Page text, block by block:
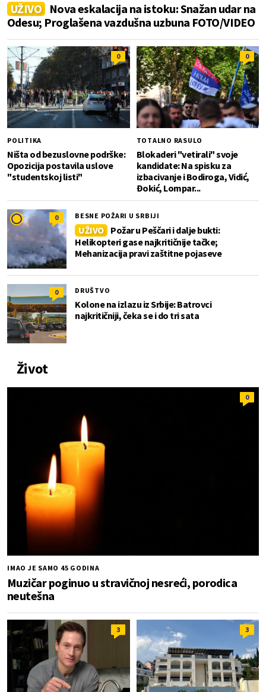
UŽIVO Nova eskalacija na istoku: Snažan udar na
Odesu; Proglašena vazdušna uzbuna FOTO/VIDEO
0
POLITIKA
Ništa od bezuslovne podrške:
Opozicija postavila uslove
"studentskoj listi"
0
TOTALNO RASULO
Blokaderi "vetirali" svoje
kandidate: Na spisku za
izbacivanje i Bodiroga, Vidić,
Đokić, Lompar...
0 BESNE POŽARI U SRBIJI
UŽIVO
Požar u Peščari i dalje bukti:
Helikopteri gase najkritičnije tačke;
Mehanizacija pravi zaštitne pojaseve
0 DRUŠTVO
Kolone na izlazu iz Srbije: Batrovci
najkritičniji, čeka se i do tri sata
Život
0
IMAO JE SAMO 45 GODINA
Muzičar poginuo u stravičnoj nesreći, porodica
neutešna
3 3